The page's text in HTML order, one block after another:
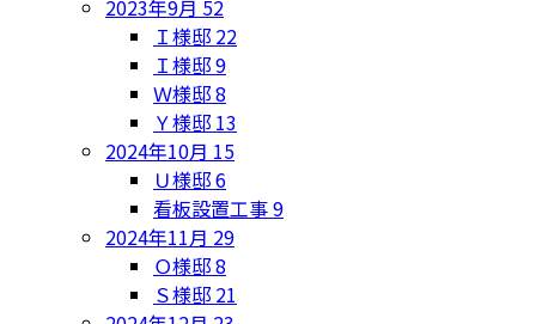
2023年9月 52
Ｉ様邸 22
Ｉ様邸9
Ｗ様邸8
Ｙ様邸 13
2024年10月 15
Ｕ様邸6
看板設置工事9
2024年11月 29
Ｏ様邸8
Ｓ様邸 21